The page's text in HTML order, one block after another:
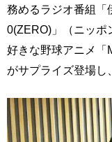
務めるラジオ番組「
0(ZERO)」（ニッポ
好きな野球アニメ「
がサプライズ登場し